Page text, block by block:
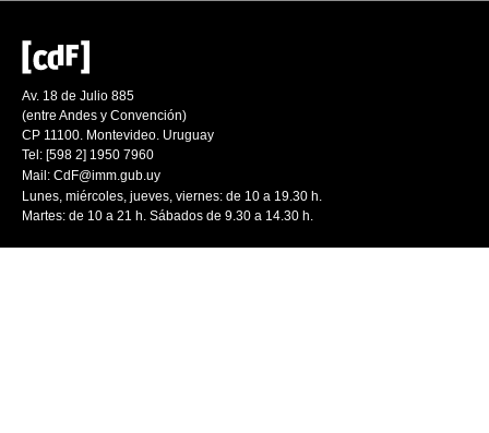
Av. 18 de Julio 885
(entre Andes y Convención)
CP 11100. Montevideo. Uruguay
Tel: [598 2] 1950 7960
Mail: CdF@imm.gub.uy
Lunes, miércoles, jueves, viernes: de 10 a 19.30 h.
Martes: de 10 a 21 h. Sábados de 9.30 a 14.30 h.